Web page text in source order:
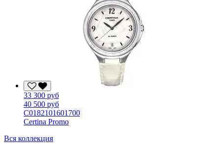
33 300 руб
40 500 руб
C0182101601700
Certina Promo
Вся коллекция